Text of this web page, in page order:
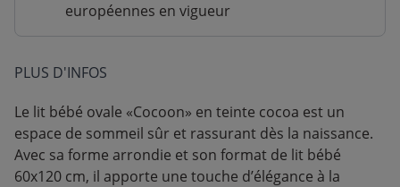
européennes en vigueur
PLUS D'INFOS
Le lit bébé ovale «Cocoon» en teinte cocoa est un
espace de sommeil sûr et rassurant dès la naissance.
Avec sa forme arrondie et son format de lit bébé
60x120 cm, il apporte une touche d’élégance à la